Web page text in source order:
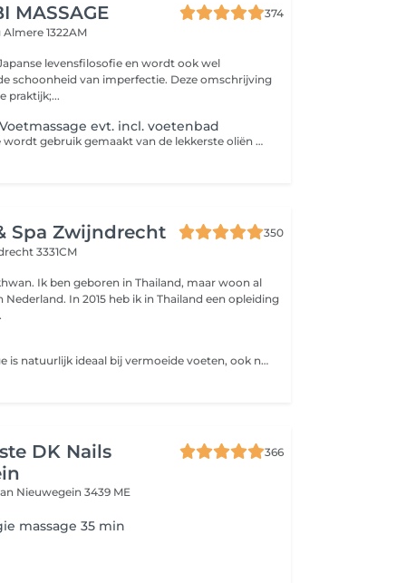
MASSAGE
374
Almere 1322AM
levensfilosofie en wordt ook wel
schoonheid van imperfectie. Deze omschrijving
praktijk;...
evt. incl. voetenbad
Bij deze massage wordt gebruik gemaakt van de lekkerste oliën waardoor je voeten helemaal in de watten gelegd. We beginnen met een prachtig Voetenbad met natuurlijke kruiden en bloemen. Daarna gaan we jouw voeten de stevige indonesische voetmassage geven. Hierbij nemen wen de belangrijkste drukpunten zoals de longen, het maag/darmkanaal en de ruggenwervel mee. De Indonesische voetmassage is een ontspannende massage om te ervaren en zorgt voor een goede doorbloeding van je voeten.
Spa Zwijndrecht
350
3331CM
Ik ben geboren in Thailand, maar woon al
Nederland. In 2015 heb ik in Thailand een opleiding
Een voet massage is natuurlijk ideaal bij vermoeide voeten, ook na een zware dag. Bij veel wandelen of (lang)staan kan het ook een hele goede aanvulling zijn wanneer u bijvoorbeeld vaker last heeft van lage rug-been en hoofd klachten.
DK Nails
366
Nieuwegein 3439 ME
massage 35 min